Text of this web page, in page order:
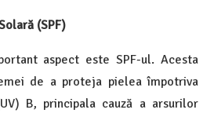
(SPF)
aspect este SPF-ul. Acesta
de a proteja pielea împotriva
B, principala cauză a arsurilor